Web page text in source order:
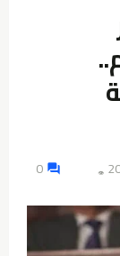
👁️
0